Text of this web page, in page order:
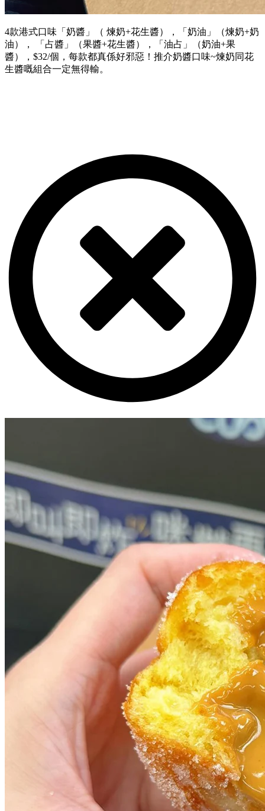
4款港式口味「奶醬」（ 煉奶+花生醬），「奶油」（煉奶+奶
油）， 「占醬」（果醬+花生醬），「油占」（奶油+果
醬），$32/個，每款都真係好邪惡！推介奶醬口味~煉奶同花
生醬嘅組合一定無得輸。